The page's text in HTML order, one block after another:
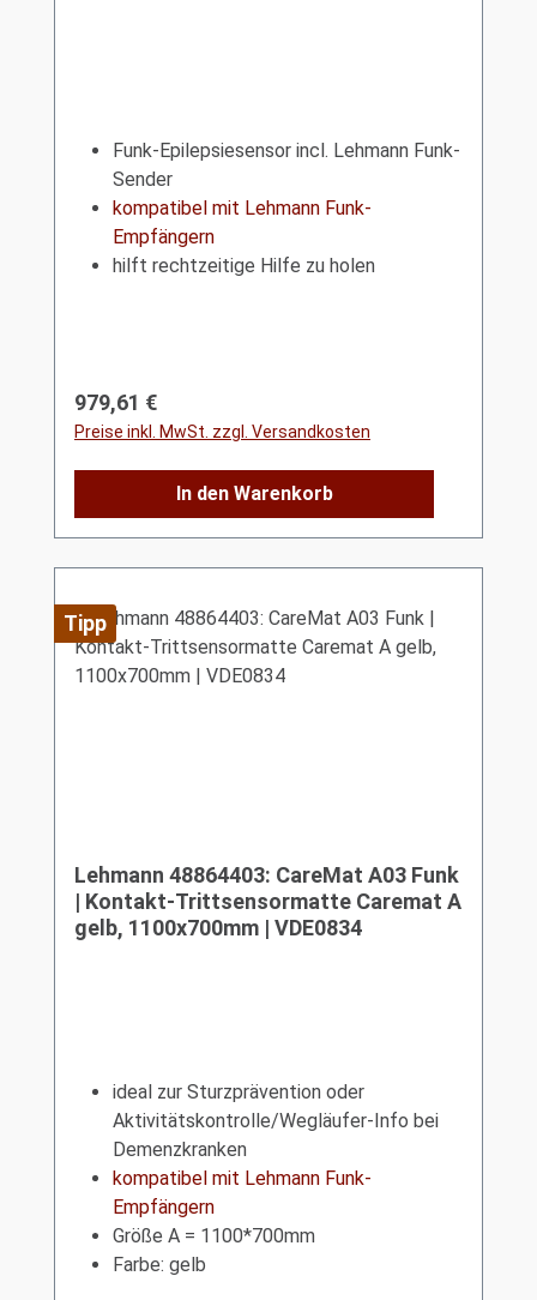
Funk-Epilepsiesensor incl. Lehmann Funk-
Sender
kompatibel mit Lehmann Funk-
Empfängern
hilft rechtzeitige Hilfe zu holen
Regulärer Preis:
979,61 €
Preise inkl. MwSt. zzgl. Versandkosten
In den Warenkorb
Tipp
Lehmann 48864403: CareMat A03 Funk
| Kontakt-Trittsensormatte Caremat A
gelb, 1100x700mm | VDE0834
ideal zur Sturzprävention oder
Aktivitätskontrolle/Wegläufer-Info bei
Demenzkranken
kompatibel mit Lehmann Funk-
Empfängern
Größe A = 1100*700mm
Farbe: gelb